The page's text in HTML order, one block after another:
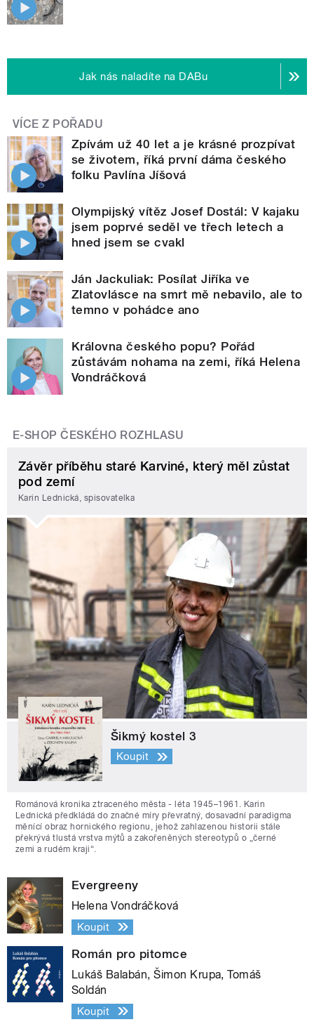
Jak nás naladíte na DABu
VÍCE Z POŘADU
Zpívám už 40 let a je krásné prozpívat
se životem, říká první dáma českého
folku Pavlína Jíšová
Olympijský vítěz Josef Dostál: V kajaku
jsem poprvé seděl ve třech letech a
hned jsem se cvakl
Ján Jackuliak: Posílat Jiříka ve
Zlatovlásce na smrt mě nebavilo, ale to
temno v pohádce ano
Královna českého popu? Pořád
zůstávám nohama na zemi, říká Helena
Vondráčková
E-SHOP ČESKÉHO ROZHLASU
Závěr příběhu staré Karviné, který měl zůstat
pod zemí
Karin Lednická, spisovatelka
Šikmý kostel 3
Koupit
Románová kronika ztraceného města - léta 1945–1961. Karin
Lednická předkládá do značné míry převratný, dosavadní paradigma
měnící obraz hornického regionu, jehož zahlazenou historii stále
překrývá tlustá vrstva mýtů a zakořeněných stereotypů o „černé
zemi a rudém kraji“.
Evergreeny
Helena Vondráčková
Koupit
Román pro pitomce
Lukáš Balabán, Šimon Krupa, Tomáš
Soldán
Koupit